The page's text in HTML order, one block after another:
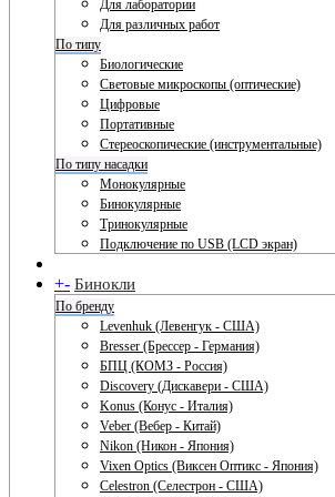
Для лаборатории
Для различных работ
По типу
Биологические
Световые микроскопы (оптические)
Цифровые
Портативные
Стереоскопические (инструментальные)
По типу насадки
Монокулярные
Бинокулярные
Тринокулярные
Подключение по USB (LCD экран)
+- Бинокли
По бренду
Levenhuk (Левенгук - США)
Bresser (Брессер - Германия)
БПЦ (КОМЗ - Россия)
Discovery (Дискавери - США)
Konus (Конус - Италия)
Veber (Вебер - Китай)
Nikon (Никон - Япония)
Vixen Optics (Виксен Оптикс - Япония)
Celestron (Селестрон - США)